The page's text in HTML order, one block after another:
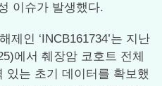
이슈가 발생했다.
제인 ‘INCB161734’는 지난
에서 췌장암 코호트 전체
있는 초기 데이터를 확보했